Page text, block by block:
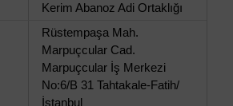
Kerim Abanoz Adi Ortaklığı
Rüstempaşa Mah.
Marpuçcular Cad.
Marpuçcular İş Merkezi
No:6/B 31 Tahtakale-Fatih/
İstanbul